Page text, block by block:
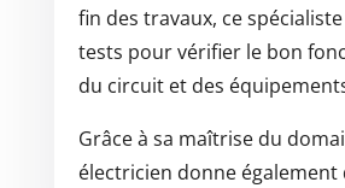
fin des travaux, ce
tests pour vérifier le bon
du circuit et des
Grâce à sa maîtrise du
électricien donne également